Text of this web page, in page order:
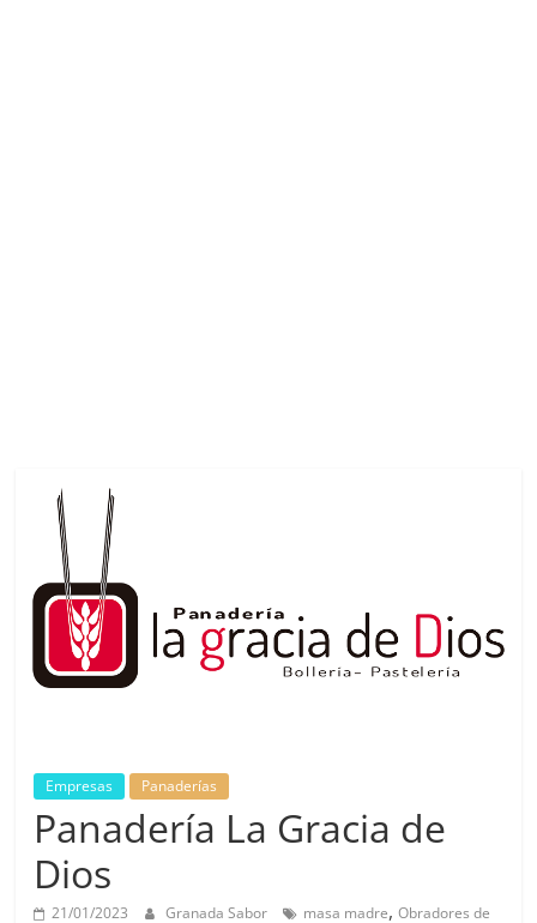
Empresas Panaderías
Panadería La Gracia de
Dios
21/01/2023 Granada Sabor masa madre,Obradores de